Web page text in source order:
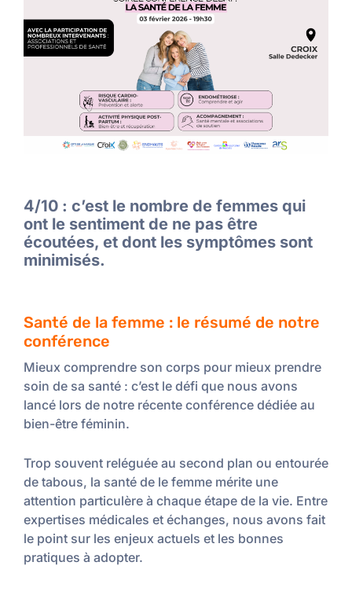
4/10 : c’est le nombre de femmes qui
ont le sentiment de ne pas être
écoutées, et dont les symptômes sont
minimisés.
Santé de la femme : le résumé de notre
conférence
Mieux comprendre son corps pour mieux prendre
soin de sa santé : c’est le défi que nous avons
lancé lors de notre récente conférence dédiée au
bien-être féminin.
Trop souvent reléguée au second plan ou entourée
de tabous, la santé de le femme mérite une
attention particulère à chaque étape de la vie. Entre
expertises médicales et échanges, nous avons fait
le point sur les enjeux actuels et les bonnes
pratiques à adopter.